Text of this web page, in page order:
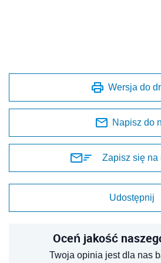
Wersja do
Napisz do
Zapisz się na
Udostępnij
Oceń jakość
Twoja opinia jest dla nas